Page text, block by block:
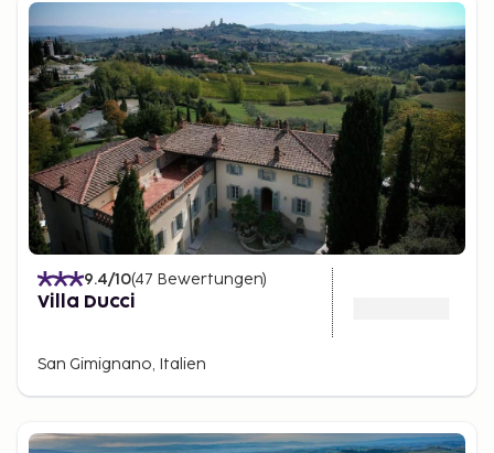
9.4/10(47 Bewertungen)
Villa Ducci
San Gimignano, Italien